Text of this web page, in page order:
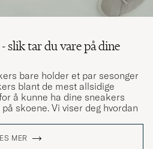
slik tar du vare på dine
bare holder et par sesonger
blant de mest allsidige
å kunne ha dine sneakers
skoene. Vi viser deg hvordan
MER